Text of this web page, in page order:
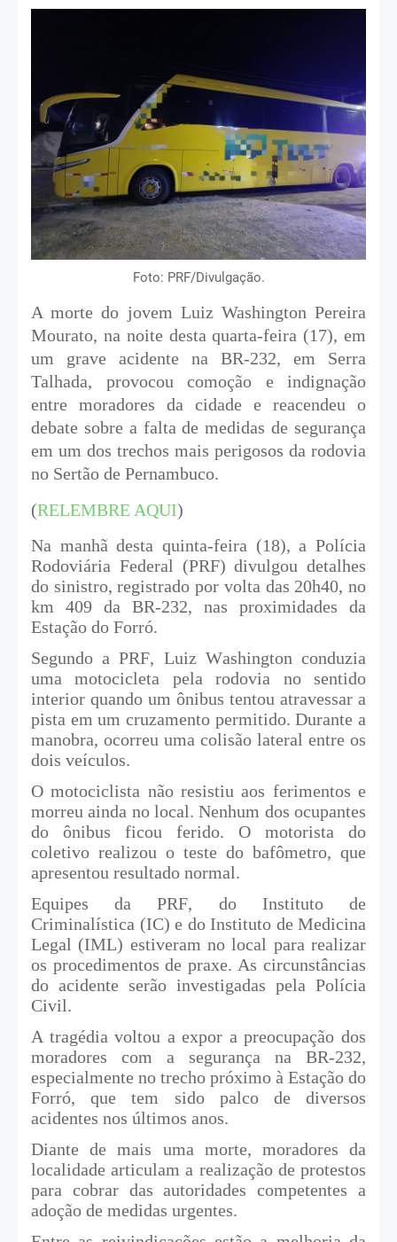
Foto: PRF/Divulgação.
A morte do jovem Luiz Washington Pereira
Mourato, na noite desta quarta-feira (17), em
um grave acidente na BR-232, em Serra
Talhada, provocou comoção e indignação
entre moradores da cidade e reacendeu o
debate sobre a falta de medidas de segurança
em um dos trechos mais perigosos da rodovia
no Sertão de Pernambuco.
(RELEMBRE AQUI)
Na manhã desta quinta-feira (18), a Polícia
Rodoviária Federal (PRF) divulgou detalhes
do sinistro, registrado por volta das 20h40, no
km 409 da BR-232, nas proximidades da
Estação do Forró.
Segundo a PRF, Luiz Washington conduzia
uma motocicleta pela rodovia no sentido
interior quando um ônibus tentou atravessar a
pista em um cruzamento permitido. Durante a
manobra, ocorreu uma colisão lateral entre os
dois veículos.
O motociclista não resistiu aos ferimentos e
morreu ainda no local. Nenhum dos ocupantes
do ônibus ficou ferido. O motorista do
coletivo realizou o teste do bafômetro, que
apresentou resultado normal.
Equipes da PRF, do Instituto de
Criminalística (IC) e do Instituto de Medicina
Legal (IML) estiveram no local para realizar
os procedimentos de praxe. As circunstâncias
do acidente serão investigadas pela Polícia
Civil.
A tragédia voltou a expor a preocupação dos
moradores com a segurança na BR-232,
especialmente no trecho próximo à Estação do
Forró, que tem sido palco de diversos
acidentes nos últimos anos.
Diante de mais uma morte, moradores da
localidade articulam a realização de protestos
para cobrar das autoridades competentes a
adoção de medidas urgentes.